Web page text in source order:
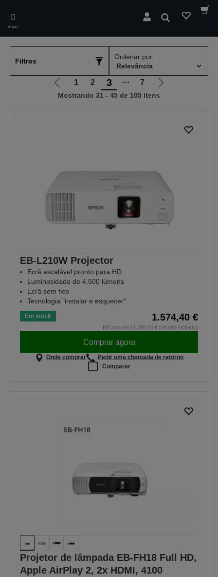
main
content
Menu
Pesquisar
Filtros
Ordenar por:
Ir
para
1 2 3 ⋯ 7
Ir
para
Mostrando 31 - 45 de 105 itens
EB-L210W Projector
Ecrã escalável pronto para HD
Luminosidade de 4.500 lúmens
Ecrã sem fios
Tecnologia "instalar e esquecer"
Em stock 1.574,40 €
IVA incluído (1.280,00 € IVA não incluído)
Comprar agora
Onde comprar
Pedir uma chamada de retorno
Comparar
Projetor de lâmpada EB-FH18 Full HD,
Apple AirPlay 2, 2x HDMI, 4100